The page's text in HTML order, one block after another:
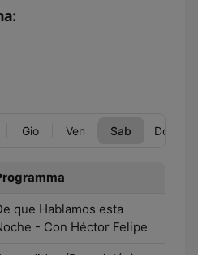
Gio Ven Sab Dom
que Hablamos esta
- Con Héctor Felipe